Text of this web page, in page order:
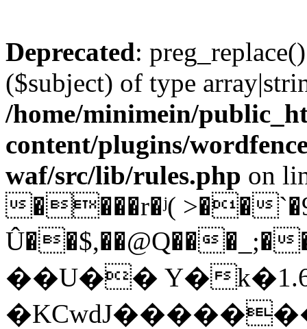
Deprecated:
($subject) of type
/home/minimein/
content/plugins/
waf/src/lib/rules.php on
����r�ʲ( >��
Û��$,��@Q��
��U�� Y�